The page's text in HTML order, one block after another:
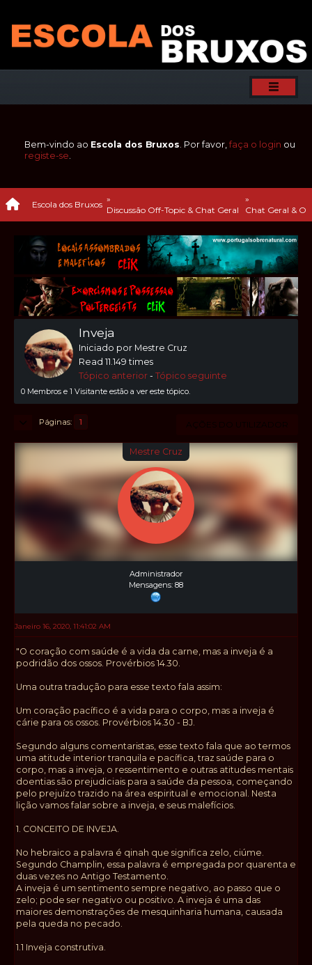
Bem-vindo ao Escola dos Bruxos. Por favor, faça o login ou
registe-se.
Escola dos Bruxos
»
Discussão Off-Topic & Chat Geral
»
Chat Geral &
Inveja
Iniciado por Mestre Cruz
Read 11.149 times
Tópico anterior - Tópico seguinte
0 Membros e 1 Visitante estão a ver este tópico.
Páginas 1 AÇÕES DO UTILIZADOR
Mestre Cruz
Administrador
Mensagens: 88
Janeiro 16, 2020, 11:41:02 AM
"O coração com saúde é a vida da carne, mas a inveja é a
podridão dos ossos. Provérbios 14.30.
Uma outra tradução para esse texto fala assim:
Um coração pacífico é a vida para o corpo, mas a inveja é
cárie para os ossos. Provérbios 14.30 - BJ.
Segundo alguns comentaristas, esse texto fala que ao termos
uma atitude interior tranquila e pacífica, traz saúde para o
corpo, mas a inveja, o ressentimento e outras atitudes mentais
doentias são prejudiciais para a saúde da pessoa, começando
pelo prejuízo trazido na área espiritual e emocional. Nesta
lição vamos falar sobre a inveja, e seus malefícios.
1. CONCEITO DE INVEJA.
No hebraico a palavra é qinah que significa zelo, ciúme.
Segundo Champlin, essa palavra é empregada por quarenta e
duas vezes no Antigo Testamento.
A inveja é um sentimento sempre negativo, ao passo que o
zelo; pode ser negativo ou positivo. A inveja é uma das
maiores demonstrações de mesquinharia humana, causada
pela queda no pecado.
1.1 Inveja construtiva.